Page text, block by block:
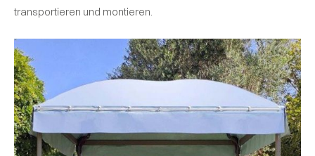
transportieren und montieren.